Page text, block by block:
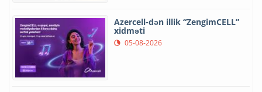
Azercell-dən illik “ZengimCELL”
xidməti
05-08-2026